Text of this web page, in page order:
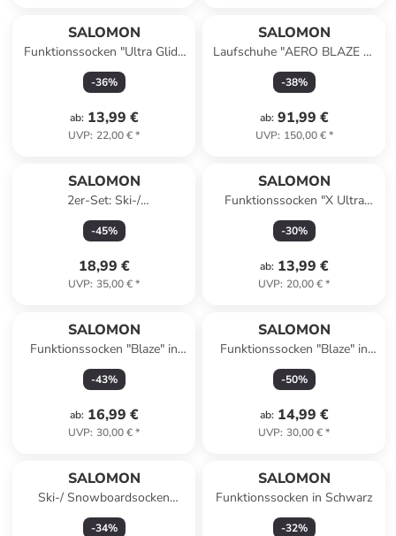
SALOMON
Funktionssocken "Ultra Glide
Crew" in Grau
-36%
ab: 13,99 €
UVP: 22,00 €*
SALOMON
Laufschuhe "AERO BLAZE 3"
in Blau
-38%
ab: 91,99 €
UVP: 150,00 €*
SALOMON
2er-Set: Ski-/
Snowboardsocken "Access" in
Blau/ Creme
-45%
18,99 €
UVP: 35,00 €*
SALOMON
Funktionssocken "X Ultra
Crew" in Schwarz
-30%
ab: 13,99 €
UVP: 20,00 €*
SALOMON
Funktionssocken "Blaze" in
Dunkelblau in Dunkelblau
-43%
ab: 16,99 €
UVP: 30,00 €*
SALOMON
Funktionssocken "Blaze" in
Dunkelblau
-50%
ab: 14,99 €
UVP: 30,00 €*
SALOMON
Ski-/ Snowboardsocken
"S/S/MAX" in Blau/ Schwarz
-34%
SALOMON
Funktionssocken in Schwarz
-32%